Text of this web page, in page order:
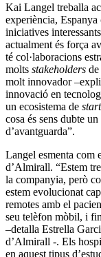
Kai Langel treballa
experiència,
iniciatives
actualment és força
té col·laboracions
molts stakeholders
molt innovador
innovació en
un ecosistema de
cosa és sens dubte
d’avantguarda”.
Langel esmenta com
d’Almirall. “Estem
la companyia, però
estem evolucionat
remotes amb el
seu telèfon mòbil, i
–detalla Estrella
d’Almirall -. Els
en aquest tipus